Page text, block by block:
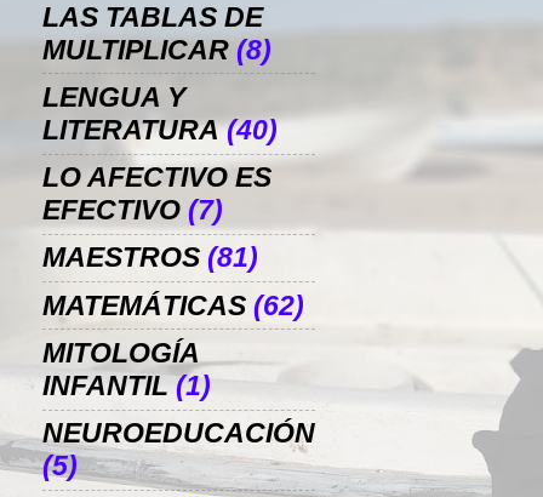
LAS TABLAS DE
MULTIPLICAR (8)
LENGUA Y
LITERATURA (40)
LO AFECTIVO ES
EFECTIVO (7)
MAESTROS (81)
MATEMÁTICAS (62)
MITOLOGÍA
INFANTIL (1)
NEUROEDUCACIÓN
(5)